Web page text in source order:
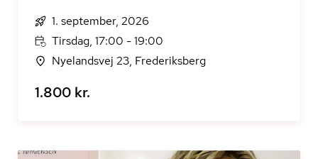
1. september, 2026
Tirsdag, 17:00 - 19:00
Nyelandsvej 23, Frederiksberg
1.800 kr.